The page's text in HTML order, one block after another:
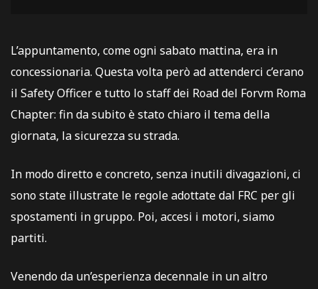
L’appuntamento, come ogni sabato mattina, era in
concessionaria. Questa volta però ad attenderci c’erano
il Safety Officer e tutto lo staff dei Road del Forvm Roma
Chapter: fin da subito è stato chiaro il tema della
giornata, la sicurezza su strada.
In modo diretto e concreto, senza inutili divagazioni, ci
sono state illustrate le regole adottate dal FRC per gli
spostamenti in gruppo. Poi, accesi i motori, siamo
partiti.
Venendo da un’esperienza decennale in un altro